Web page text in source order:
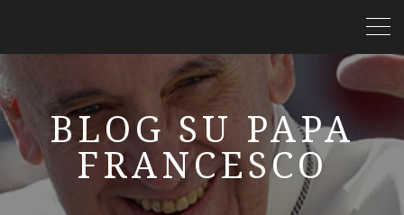
BLOG SU PAPA
FRANCESCO